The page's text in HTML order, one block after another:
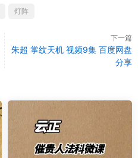
灯阵
下一篇
朱超 掌纹天机 视频9集 百度网盘
分享